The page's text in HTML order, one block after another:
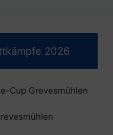
2026
Cup Grevesmühlen